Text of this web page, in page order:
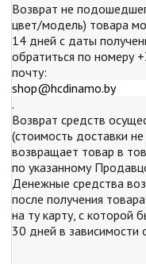
Возврат не
цвет/модель) товара
14 дней с даты
обратиться по номеру
почту:
shop@hcdinamo.by
.
Возврат средств
(стоимость доставки
возвращает товар в
по указанному
Денежные средства
после получения
на ту карту, с которой
30 дней в зависимости